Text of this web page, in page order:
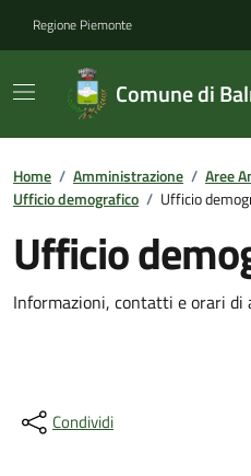
Regione Piemonte
Comune di
Home / Amministrazione / Aree
Ufficio demografico / Ufficio
Ufficio
Informazioni, contatti e orari di
Condividi